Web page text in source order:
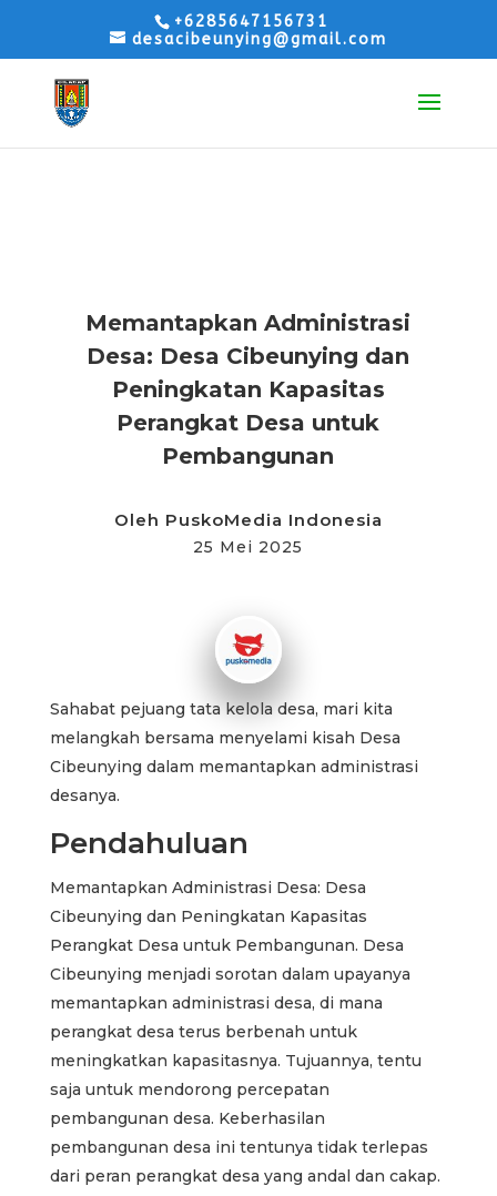
+6285647156731
desacibeunying@gmail.com
Memantapkan Administrasi
Desa: Desa Cibeunying dan
Peningkatan Kapasitas
Perangkat Desa untuk
Pembangunan
Oleh PuskoMedia Indonesia
25 Mei 2025
Sahabat pejuang tata kelola desa, mari kita
melangkah bersama menyelami kisah Desa
Cibeunying dalam memantapkan administrasi
desanya.
Pendahuluan
Memantapkan Administrasi Desa: Desa
Cibeunying dan Peningkatan Kapasitas
Perangkat Desa untuk Pembangunan. Desa
Cibeunying menjadi sorotan dalam upayanya
memantapkan administrasi desa, di mana
perangkat desa terus berbenah untuk
meningkatkan kapasitasnya. Tujuannya, tentu
saja untuk mendorong percepatan
pembangunan desa. Keberhasilan
pembangunan desa ini tentunya tidak terlepas
dari peran perangkat desa yang andal dan cakap.